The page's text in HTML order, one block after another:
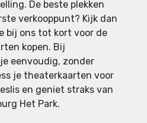
De beste plekken
verkooppunt? Kijk dan
bij ons tot kort voor de
kopen. Bij
eenvoudig, zonder
je theaterkaarten voor
en geniet straks van
Het Park.